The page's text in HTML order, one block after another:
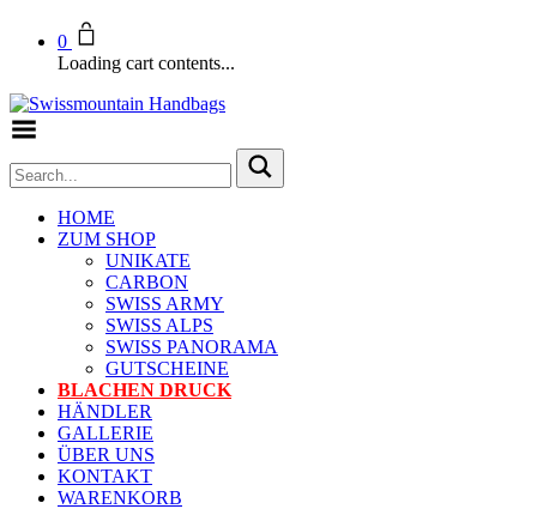
0
Loading cart contents...
HOME
ZUM SHOP
UNIKATE
CARBON
SWISS ARMY
SWISS ALPS
SWISS PANORAMA
GUTSCHEINE
BLACHEN DRUCK
HÄNDLER
GALLERIE
ÜBER UNS
KONTAKT
WARENKORB